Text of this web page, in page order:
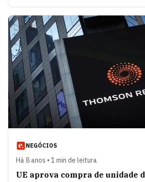
NEGÓCIOS
Há 8 anos • 1 min de leitura
UE aprova compra de unidade